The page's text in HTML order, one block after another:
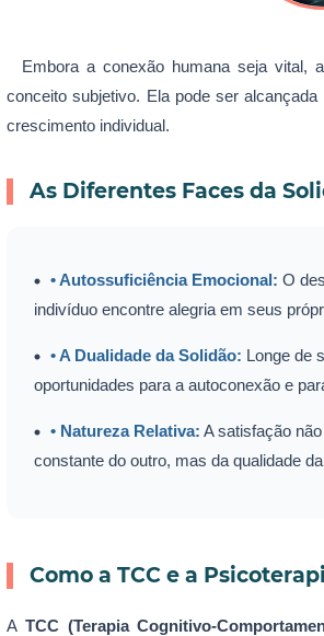
Embora a conexão humana seja vital, a
conceito subjetivo. Ela pode ser
crescimento individual.
As Diferentes Faces da
• Autossuficiência Emocional: O
indivíduo encontre alegria em seus
• A Dualidade da Solidão: Longe de
oportunidades para a autoconexão e
• Natureza Relativa: A satisfação
constante do outro, mas da qualidade
Como a TCC e a
A TCC (Terapia Cognitivo-